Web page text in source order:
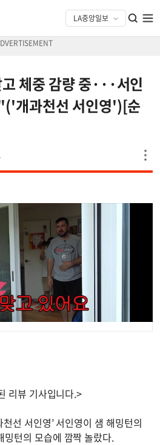
체중 감량 중···서인
개과천선 서인영')[순
리뷰 기사입니다.>
선 서인영’ 서인영이 샘 해밍턴의
턴의 모습에 깜짝 놀랐다.